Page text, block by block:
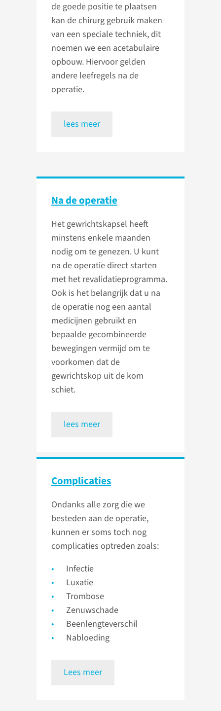
de goede positie te plaatsen
kan de chirurg gebruik maken
van een speciale techniek, dit
noemen we een acetabulaire
opbouw. Hiervoor gelden
andere leefregels na de
operatie.
lees meer
Na de operatie
Het gewrichtskapsel heeft
minstens enkele maanden
nodig om te genezen. U kunt
na de operatie direct starten
met het revalidatieprogramma.
Ook is het belangrijk dat u na
de operatie nog een aantal
medicijnen gebruikt en
bepaalde gecombineerde
bewegingen vermijd om te
voorkomen dat de
gewrichtskop uit de kom
schiet.
lees meer
Complicaties
Ondanks alle zorg die we
besteden aan de operatie,
kunnen er soms toch nog
complicaties optreden zoals:
Infectie
Luxatie
Trombose
Zenuwschade
Beenlengteverschil
Nabloeding
Lees meer